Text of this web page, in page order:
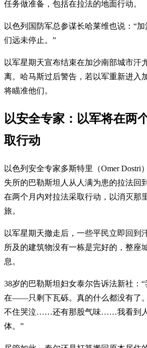
任务做准备，包括在拉法的地面行动。
以色列国防军总参谋长哈莱维也说：“
们远未停止。”
以军星期天宣布结束在加沙南部城市汗
离。哈马斯过后警告，若以军重新进入
将瞄准他们。
以安全专家：以军将在两
取行动
以色列安全专家多斯特里（Omer Dostri
失所的巴勒斯坦人从人满为患的拉法回
在两个月内对拉法采取行动，以消灭那
旅。
以军星期天撤走后，一些平民立即回到
所及的建筑物没有一栋是完好的，整座
息。
38岁的巴勒斯坦妇女泰尔告诉法新社：
在——只剩下瓦砾。真的什么都没有了
不住哭泣……还有那股气味……我看到
体。”